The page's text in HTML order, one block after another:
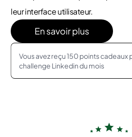
leur interface utilisateur.
En savoir plus
Vous avez reçu 150 points cadeaux
challenge Linkedin du mois